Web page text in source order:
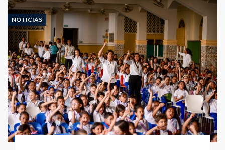
Eucaristía
de
Año
Escolar
NOTICIAS